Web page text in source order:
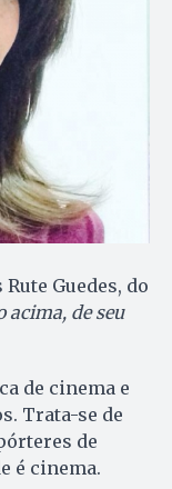
Guedes, do
acima, de seu
de cinema e
Trata-se de
de
é cinema.